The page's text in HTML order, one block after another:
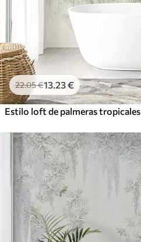
22.05€13.23€
Estilo loft de palmeras tropicales